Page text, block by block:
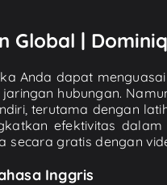
Global |
Anda dapat
hubungan.
terutama dengan
efektivitas
gratis dengan
Inggris